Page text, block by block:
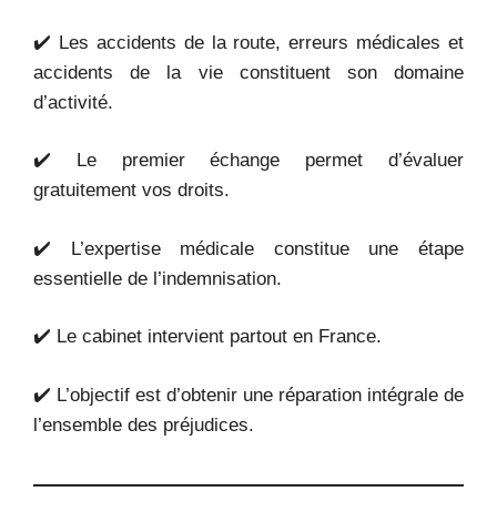
✔️ Les accidents de la route, erreurs médicales et
accidents de la vie constituent son domaine
d’activité.
✔️ Le premier échange permet d’évaluer
gratuitement vos droits.
✔️ L’expertise médicale constitue une étape
essentielle de l’indemnisation.
✔️ Le cabinet intervient partout en France.
✔️ L’objectif est d’obtenir une réparation intégrale de
l’ensemble des préjudices.